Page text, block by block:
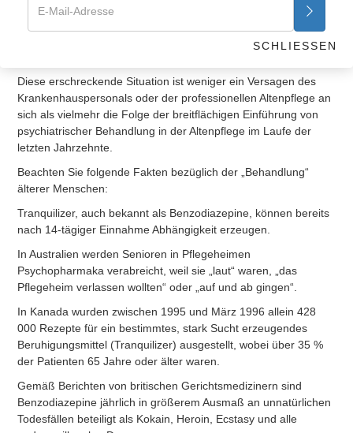
zurückgezogen. Außer durch Psychopharmaka kann dieser
durch die Androhung schmerzhafter und erniedrigender
Diese erschreckende Situation ist weniger ein Versagen des
Krankenhauspersonals oder der professionellen Altenpflege an
sich als vielmehr die Folge der breitflächigen Einführung von
psychiatrischer Behandlung in der Altenpflege im Laufe der
letzten Jahrzehnte.
Beachten Sie folgende Fakten bezüglich der „Behandlung“
älterer Menschen:
Tranquilizer, auch bekannt als Benzodiazepine, können bereits
nach 14-tägiger Einnahme Abhängigkeit erzeugen.
In Australien werden Senioren in Pflegeheimen
Psychopharmaka verabreicht, weil sie „laut“ waren, „das
Pflegeheim verlassen wollten“ oder „auf und ab gingen“.
In Kanada wurden zwischen 1995 und März 1996 allein 428
000 Rezepte für ein bestimmtes, stark Sucht erzeugendes
Beruhigungsmittel (Tranquilizer) ausgestellt, wobei über 35 %
der Patienten 65 Jahre oder älter waren.
Gemäß Berichten von britischen Gerichtsmedizinern sind
Benzodiazepine jährlich in größerem Ausmaß an unnatürlichen
Todesfällen beteiligt als Kokain, Heroin, Ecstasy und alle
SCHLIESSEN